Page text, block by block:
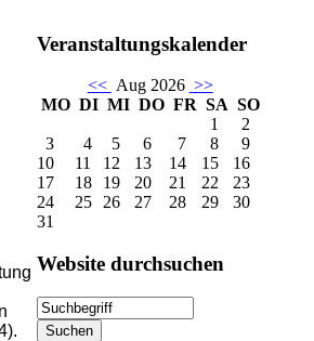
Veranstaltungskalender
<< Aug 2026 >>
MO DI MI DO FR SA SO
1
2
3
4 5 6 7 8
9
10
11 12 13 14 15
16
17
18 19 20 21 22
23
24
25 26 27 28 29
30
31
Websitedurchsuchen